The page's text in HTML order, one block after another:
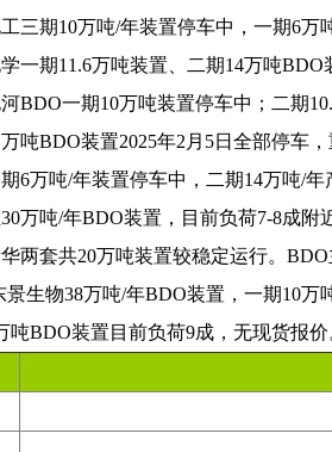
三期10万吨/年装置停车中，一期6万
一期11.6万吨装置、二期14万吨BDO
BDO一期10万吨装置停车中；二期
吨BDO装置2025年2月5日全部停车
6万吨/年装置停车中，二期14万吨/
万吨/年BDO装置，目前负荷7-8成附
两套共20万吨装置较稳定运行。
景生物38万吨/年BDO装置，一期10万
吨BDO装置目前负荷9成，无现货报价